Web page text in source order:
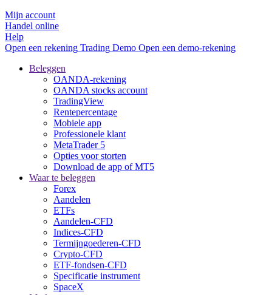
Mijn account
Handel online
Help
Open een rekening Trading Demo Open een demo-rekening
Beleggen
OANDA-rekening
OANDA stocks account
TradingView
Rentepercentage
Mobiele app
Professionele klant
MetaTrader 5
Opties voor storten
Download de app of MT5
Waar te beleggen
Forex
Aandelen
ETFs
Aandelen-CFD
Indices-CFD
Termijngoederen-CFD
Crypto-CFD
ETF-fondsen-CFD
Specificatie instrument
SpaceX